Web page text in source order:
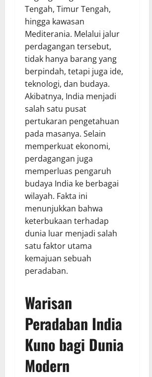
Tengah, Timur Tengah,
hingga kawasan
Mediterania. Melalui jalur
perdagangan tersebut,
tidak hanya barang yang
berpindah, tetapi juga ide,
teknologi, dan budaya.
Akibatnya, India menjadi
salah satu pusat
pertukaran pengetahuan
pada masanya. Selain
memperkuat ekonomi,
perdagangan juga
memperluas pengaruh
budaya India ke berbagai
wilayah. Fakta ini
menunjukkan bahwa
keterbukaan terhadap
dunia luar menjadi salah
satu faktor utama
kemajuan sebuah
peradaban.
Warisan
Peradaban India
Kuno bagi Dunia
Modern